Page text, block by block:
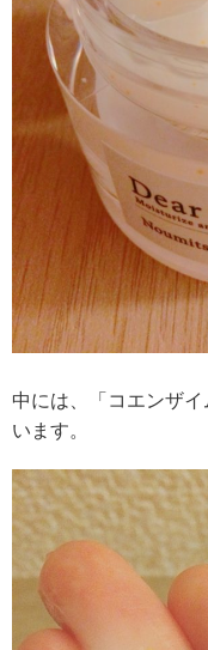
中には、「コエンザ
います。